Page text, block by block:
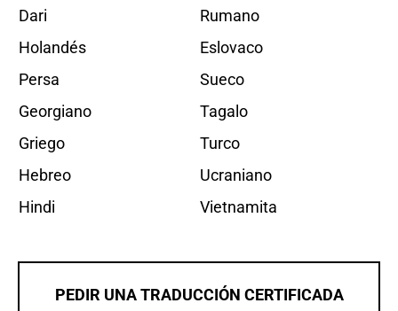
Dari
Holandés
Persa
Georgiano
Griego
Hebreo
Hindi
Rumano
Eslovaco
Sueco
Tagalo
Turco
Ucraniano
Vietnamita
PEDIR UNA TRADUCCIÓN CERTIFICADA